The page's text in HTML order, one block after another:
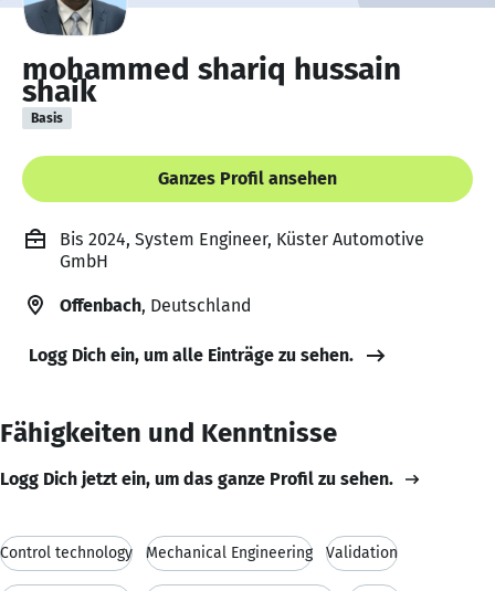
mohammed shariq hussain
shaik
Basis
Ganzes Profil ansehen
Bis 2024, System Engineer, Küster Automotive
GmbH
Offenbach, Deutschland
Logg Dich ein, um alle Einträge zu sehen.
Fähigkeiten und Kenntnisse
Logg Dich jetzt ein, um das ganze Profil zu sehen.
Control technology Mechanical Engineering Validation